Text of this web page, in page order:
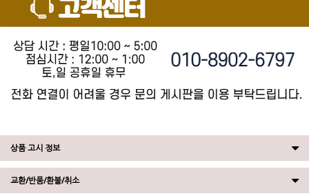
상품 고시 정보
교환/반품/환불/취소